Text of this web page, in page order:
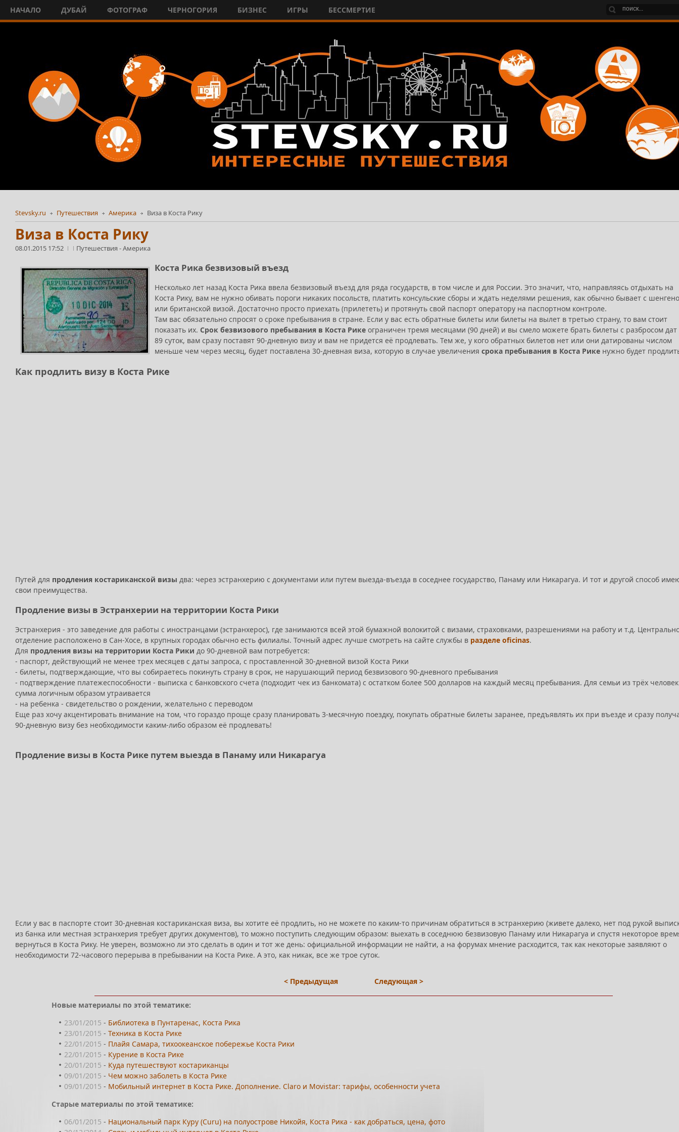
НАЧАЛО ДУБАЙ ФОТОГРАФ ЧЕРНОГОРИЯ БИЗНЕС ИГРЫ БЕССМЕРТИЕ
Stevsky.ru Путешествия Америка Виза в Коста Рику
Виза в Коста Рику
08.01.2015 17:52 Путешествия -Америка
Коста Рика безвизовый въезд
Несколько лет назад Коста Рика ввела безвизовый въезд для ряда государств, в том числе и для России. Это значит, что, направляясь отдыхать на
Коста Рику, вам не нужно обивать пороги никаких посольств, платить консульские сборы и ждать неделями решения, как обычно бывает с
или британской визой. Достаточно просто приехать (прилететь) и протянуть свой паспорт оператору на паспортном контроле.
Там вас обязательно спросят о сроке пребывания в стране. Если у вас есть обратные билеты или билеты на вылет в третью страну, то вам стоит
показать их. Срок безвизового пребывания в Коста Рике ограничен тремя месяцами (90 дней) и вы смело можете брать билеты с разбросом дат
89 суток, вам сразу поставят 90-дневную визу и вам не придется её продлевать. Тем же, у кого обратных билетов нет или они датированы числом
меньше чем через месяц, будет поставлена 30-дневная виза, которую в случае увеличения срока пребывания в Коста Рике нужно будет
Как продлить визу в Коста Рике
Путей для продления костариканской визы два: через эстранхерию с документами или путем выезда-въезда в соседнее государство, Панаму или Никарагуа. И тот и другой способ
свои преимущества.
Продление визы в Эстранхерии на территории Коста Рики
Эстранхерия - это заведение для работы с иностранцами (эстранхерос), где занимаются всей этой бумажной волокитой с визами, страховками, разрешениями на работу и т.д.
отделение расположено в Сан-Хосе, в крупных городах обычно есть филиалы. Точный адрес лучше смотреть на сайте службы в разделе oficinas.
Для продления визы на территории Коста Рики до 90-дневной вам потребуется:
- паспорт, действующий не менее трех месяцев с даты запроса, с проставленной 30-дневной визой Коста Рики
- билеты, подтверждающие, что вы собираетесь покинуть страну в срок, не нарушающий период безвизового 90-дневного пребывания
- подтверждение платежеспособности - выписка с банковского счета (подходит чек из банкомата) с остатком более 500 долларов на каждый месяц пребывания. Для семьи из трёх человек
сумма логичным образом утраивается
- на ребенка - свидетельство о рождении, желательно с переводом
Еще раз хочу акцентировать внимание на том, что гораздо проще сразу планировать 3-месячную поездку, покупать обратные билеты заранее, предъявлять их при въезде и сразу
90-дневную визу без необходимости каким-либо образом её продлевать!
Продление визы в Коста Рике путем выезда в Панаму или Никарагуа
Если у вас в паспорте стоит 30-дневная костариканская виза, вы хотите её продлить, но не можете по каким-то причинам обратиться в эстранхерию (живете далеко, нет под рукой
из банка или местная эстранхерия требует других документов), то можно поступить следующим образом: выехать в соседнюю безвизовую Панаму или Никарагуа и спустя некоторое
вернуться в Коста Рику. Не уверен, возможно ли это сделать в один и тот же день: официальной информации не найти, а на форумах мнение расходится, так как некоторые заявляют о
необходимости 72-часового перерыва в пребывании на Коста Рике. А это, как никак, все же трое суток.
< Предыдущая Следующая >
Новые материалы по этой тематике:
23/01/2015 - Библиотека в Пунтаренас, Коста Рика
23/01/2015 - Техника в Коста Рике
22/01/2015 - Плайя Самара, тихоокеанское побережье Коста Рики
22/01/2015 - Курение в Коста Рике
20/01/2015 - Куда путешествуют костариканцы
09/01/2015 - Чем можно заболеть в Коста Рике
09/01/2015 - Мобильный интернет в Коста Рике. Дополнение. Claro и Movistar: тарифы, особенности учета
Старые материалы по этой тематике:
06/01/2015 - Национальный парк Куру (Curu) на полуострове Никойя, Коста Рика - как добраться, цена, фото